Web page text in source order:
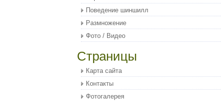
Поведение шиншилл
Размножение
Фото / Видео
Страницы
Карта сайта
Контакты
Фотогалерея